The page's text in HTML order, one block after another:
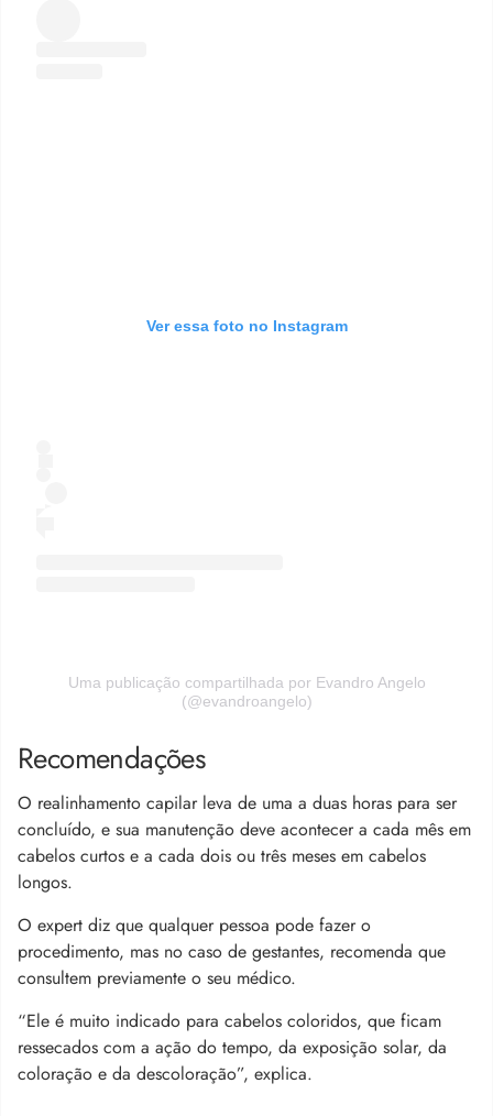
Ver essa foto no Instagram
Uma publicação compartilhada por Evandro Angelo
(@evandroangelo)
Recomendações
O realinhamento capilar leva de uma a duas horas para ser
concluído, e sua manutenção deve acontecer a cada mês em
cabelos curtos e a cada dois ou três meses em cabelos
longos.
O expert diz que qualquer pessoa pode fazer o
procedimento, mas no caso de gestantes, recomenda que
consultem previamente o seu médico.
“Ele é muito indicado para cabelos coloridos, que ficam
ressecados com a ação do tempo, da exposição solar, da
coloração e da descoloração”, explica.